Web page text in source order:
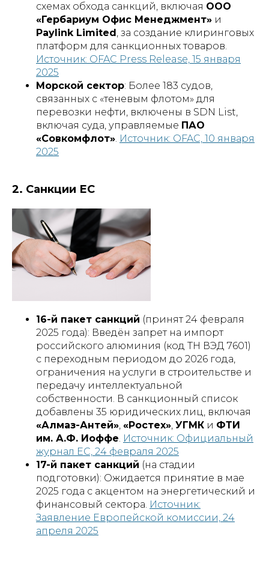
схемах обхода санкций, включая ООО
«Гербариум Офис Менеджмент» и
Paylink Limited , за создание клиринговых
платформ для санкционных товаров.
Источник: OFAC Press Release, 15 января
2025
Морской сектор: Более 183 судов,
связанных с «теневым флотом» для
перевозки нефти, включены в SDN List,
включая суда, управляемые ПАО
«Совкомфлот». Источник: OFAC, 10 января
2025
2. Санкции ЕС
16-й пакет санкций (принят 24 февраля
2025 года): Введён запрет на импорт
российского алюминия (код ТН ВЭД 7601)
с переходным периодом до 2026 года,
ограничения на услуги в строительстве и
передачу интеллектуальной
собственности. В санкционный список
добавлены 35 юридических лиц, включая
«Алмаз-Антей», «Ростех», УГМК и ФТИ
им. А.Ф. Иоффе. Источник: Официальный
журнал ЕС, 24 февраля 2025
17-й пакет санкций (на стадии
подготовки): Ожидается принятие в мае
2025 года с акцентом на энергетический и
финансовый сектора. Источник:
Заявление Европейской комиссии, 24
апреля 2025